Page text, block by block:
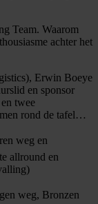
Team. Waarom
achter het
Erwin Boeye
en sponsor
twee
rond de tafel…
weg en
allround en
weg, Bronzen